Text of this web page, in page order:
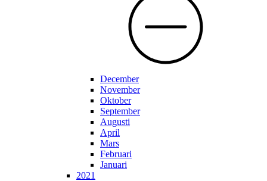
December
November
Oktober
September
Augusti
April
Mars
Februari
Januari
2021